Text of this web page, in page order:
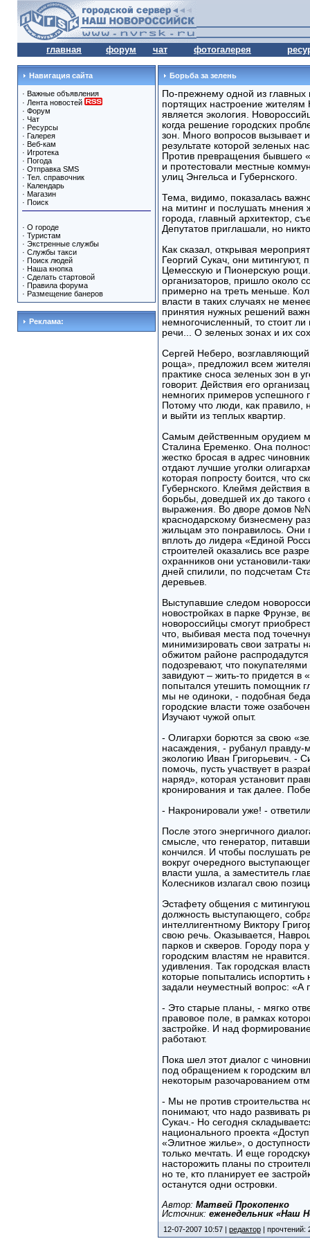
главная форум чат фотогалерея
Навигация сайта
· Важные объявления
· Лента новостей
· Форум
· Чат
· Ресурсы
· Галерея
· Веб-кам
· Игротека
· Погода
· Отправка SMS
· Тел. справочник
· Календарь
· Магазин
· Поиск
· О городе
· Туристам
· Экстренные службы
· Службы такси
· Поиск людей
· Наша кнопка
· Сделать стартовой
· Правила форума
· Размещение банеров
Реклама:
Борьба за зелень
По-прежнему одной из главных
портящих настроение жителям
является экология.
когда решение городских
зон. Много вопросов вызывает
результате которой зеленых
Против превращения бывшего
и протестовали местные
улиц Энгельса и Губернского.
Тема, видимо, показалась
на митинг и послушать мнения
города, главный архитектор,
Депутатов приглашали, но
Как сказал, открывая
Георгий Сукач, они митингуют,
Цемесскую и Пионерскую
организаторов, пришло около
примерно на треть меньше.
власти в таких случаях не
принятия нужных решений
немногочисленный, то стоит
речи... О зеленых зонах и их
Сергей Неберо,
роща», предложил всем
практике сноса зеленых зон в
говорит. Действия его
немногих примеров успешного
Потому что люди, как правило,
и выйти из теплых квартир.
Самым действенным орудием
Сталина Еременко. Она
жестко бросая в адрес
отдают лучшие уголки
которая попросту боится, что
Губернского. Клеймя
борьбы, доведшей их до такого
выражения. Во дворе домов №№
краснодарскому бизнесмену
жильцам это понравилось. Они
вплоть до лидера «Единой
строителей оказались все
охранников они установили-
дней спилили, по подсчетам
деревьев.
Выступавшие следом
новостройках в парке Фрунзе,
новороссийцы смогут
что, выбивая места под
минимизировать свои затраты
обжитом районе
подозревают, что
завидуют – жить-то придется
попытался утешить помощник
мы не одиноки, - подобная
городские власти тоже
Изучают чужой опыт.
- Олигархи борются за свою
насаждения, - рубанул правду-
экологию Иван Григорьевич. -
помочь, пусть участвует в
наряд», которая установит
кронирования и так далее.
- Накронировали уже! -
После этого энергичного
смысле, что генератор,
кончился. И чтобы послушать
вокруг очередного
власти ушла, а заместитель
Колесников излагал свою
Эстафету общения с
должность выступающего,
интеллигентному Виктору
свою речь. Оказывается,
парков и скверов. Городу пора
городским властям не
удивления. Так городская
которые попытались
задали неуместный вопрос: «А
- Это старые планы, - мягко
правовое поле, в рамках
застройке. И над
работают.
Пока шел этот диалог с
под обращением к городским
некоторым разочарованием
- Мы не против строительства
понимают, что надо развивать
Сукач.- Но сегодня
национального проекта
«Элитное жилье», о
только мечтать. И еще
насторожить планы по
но те, кто планирует ее
останутся одни островки.
Автор: Матвей Прокопенко
Источник: еженедельник «Наш
12-07-2007 10:57 | редактор| прочтений: